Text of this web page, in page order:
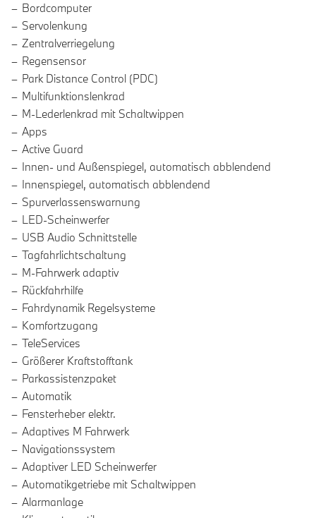
Bordcomputer
Servolenkung
Zentralverriegelung
Regensensor
Park Distance Control (PDC)
Multifunktionslenkrad
M-Lederlenkrad mit Schaltwippen
Apps
Active Guard
Innen- und Außenspiegel, automatisch abblendend
Innenspiegel, automatisch abblendend
Spurverlassenswarnung
LED-Scheinwerfer
USB Audio Schnittstelle
Tagfahrlichtschaltung
M-Fahrwerk adaptiv
Rückfahrhilfe
Fahrdynamik Regelsysteme
Komfortzugang
TeleServices
Größerer Kraftstofftank
Parkassistenzpaket
Automatik
Fensterheber elektr.
Adaptives M Fahrwerk
Navigationssystem
Adaptiver LED Scheinwerfer
Automatikgetriebe mit Schaltwippen
Alarmanlage